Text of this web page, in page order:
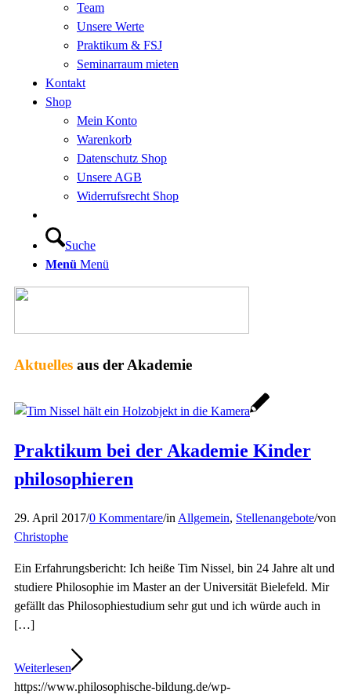
Team
Unsere Werte
Praktikum & FSJ
Seminarraum mieten
Kontakt
Shop
Mein Konto
Warenkorb
Datenschutz Shop
Unsere AGB
Widerrufsrecht Shop
Suche
Menü Menü
Aktuelles aus der Akademie
Praktikum bei der Akademie Kinder
philosophieren
29. April 2017/0 Kommentare/in Allgemein, Stellenangebote/von
Christophe
Ein Erfahrungsbericht: Ich heiße Tim Nissel, bin 24 Jahre alt und
studiere Philosophie im Master an der Universität Bielefeld. Mir
gefällt das Philosophiestudium sehr gut und ich würde auch in
[…]
Weiterlesen
https://www.philosophische-bildung.de/wp-